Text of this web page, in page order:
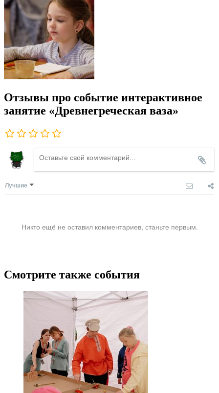
Отзывы про событие интерактивное
занятие «Древнегреческая ваза»
Лучшие
Никто ещё не оставил комментариев, станьте первым.
Смотрите также события